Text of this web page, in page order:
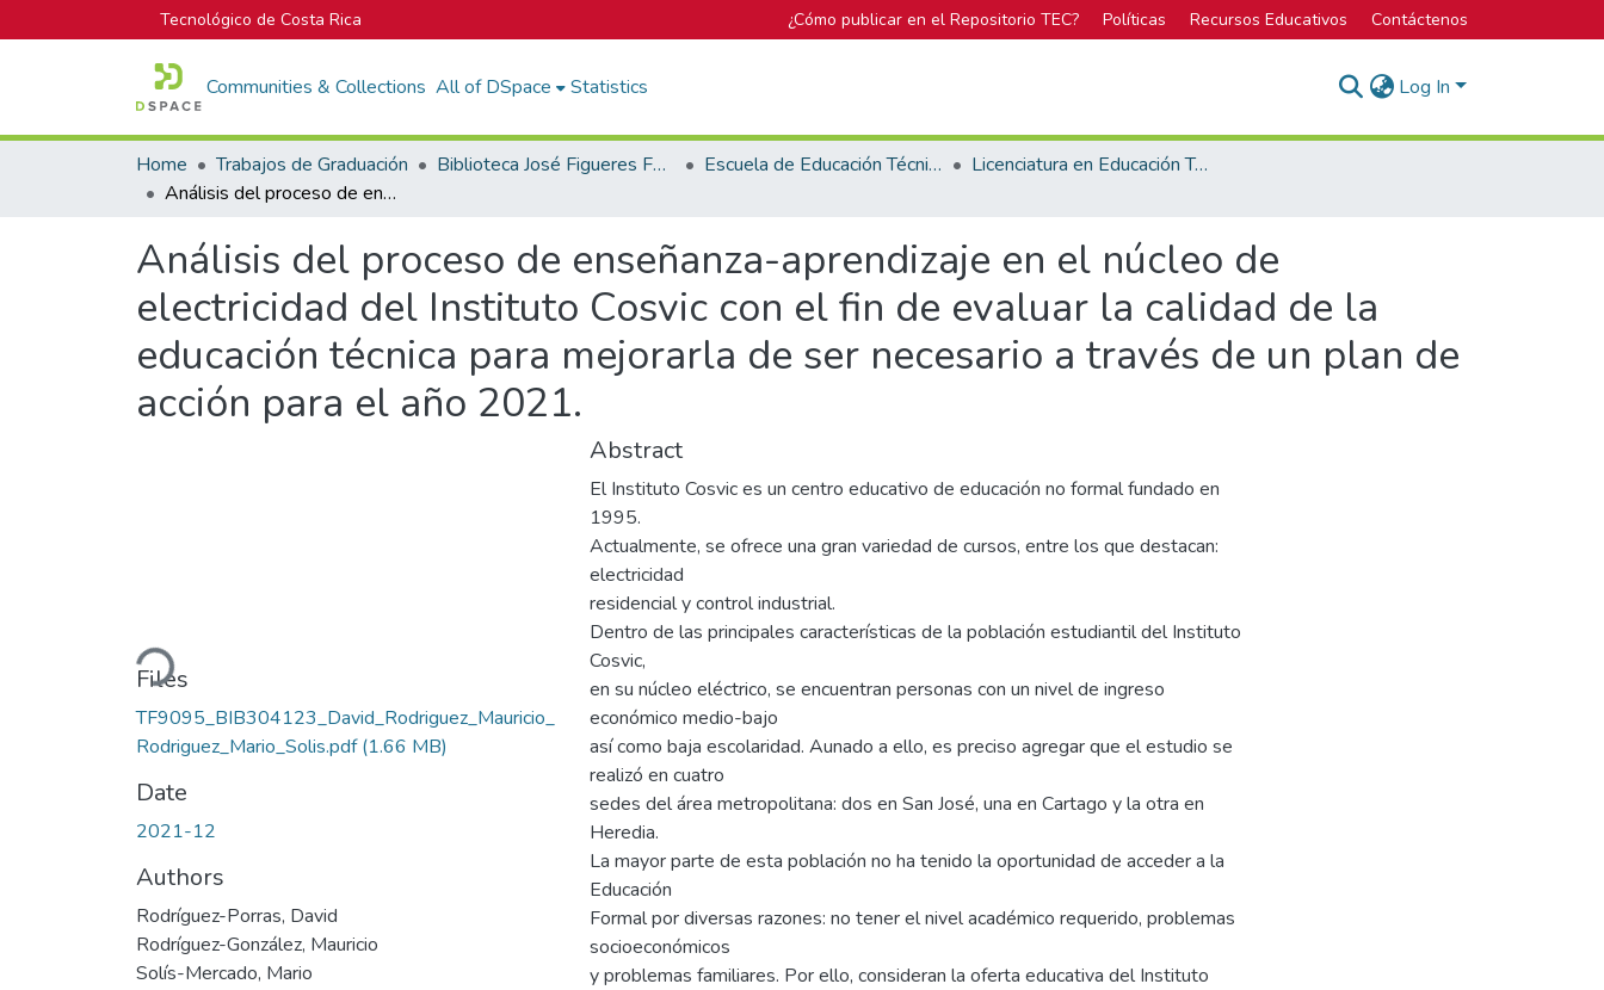
Tecnológico de Costa Rica ¿Cómo publicar en el Repositorio TEC? Políticas Recursos Educativos Contáctenos
Communities & Collections All of DSpace Statistics Log In
Home Trabajos de Graduación Biblioteca José Figueres Ferrer Escuela de Educación Técnica
Licenciatura en Educación Técnica
Análisis del proceso de enseñanza-aprendizaje en el núcleo de electricidad del Instituto Cosvic con el fin de evaluar la calidad de la educación técnica para mejorarla de ser necesario a través de un plan de acción para el año 2021.
Análisis del proceso de enseñanza-aprendizaje en el núcleo de
electricidad del Instituto Cosvic con el fin de evaluar la calidad de la
educación técnica para mejorarla de ser necesario a través de un plan de
acción para el año 2021.
Loading...
Files
TF9095_BIB304123_David_Rodriguez_Mauricio_
Rodriguez_Mario_Solis.pdf(1.66 MB)
Date
2021-12
Authors
Rodríguez-Porras, David
Rodríguez-González, Mauricio
Solís-Mercado, Mario
Abstract
El Instituto Cosvic es un centro educativo de educación no formal fundado en
1995.
Actualmente, se ofrece una gran variedad de cursos, entre los que destacan:
electricidad
residencial y control industrial.
Dentro de las principales características de la población estudiantil del Instituto
Cosvic,
en su núcleo eléctrico, se encuentran personas con un nivel de ingreso
económico medio-bajo
así como baja escolaridad. Aunado a ello, es preciso agregar que el estudio se
realizó en cuatro
sedes del área metropolitana: dos en San José, una en Cartago y la otra en
Heredia.
La mayor parte de esta población no ha tenido la oportunidad de acceder a la
Educación
Formal por diversas razones: no tener el nivel académico requerido, problemas
socioeconómicos
y problemas familiares. Por ello, consideran la oferta educativa del Instituto